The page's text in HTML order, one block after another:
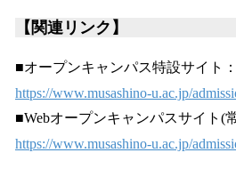
【関連リンク】
■オープンキャンパス特設サイト：
https://www.musashino-u.ac.jp/
■Webオープンキャンパスサイト(
https://www.musashino-u.ac.jp/